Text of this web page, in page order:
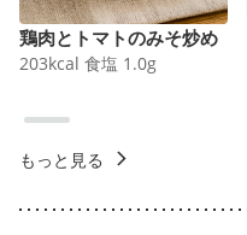
鶏肉とトマトのみそ炒め
203kcal 食塩 1.0g
もっと見る